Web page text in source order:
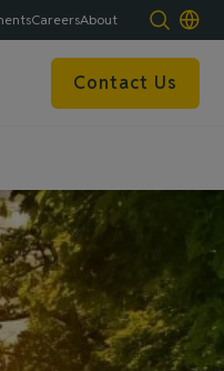
CareersAbout
Contact Us